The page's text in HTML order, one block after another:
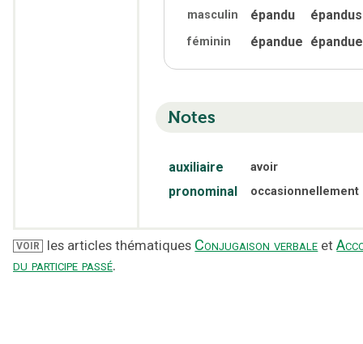
masculin
épandu épandus
féminin épandue
Notes
auxiliaire avoir
pronominal occasionnellement
VOIR les articles thématiques Conjugaison verbale et
du participe passé.